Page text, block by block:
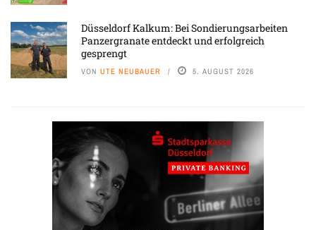
Düsseldorf Kalkum: Bei Sondierungsarbeiten
Panzergranate entdeckt und erfolgreich
gesprengt
VON UTE NEUBAUER 5. AUGUST 2026